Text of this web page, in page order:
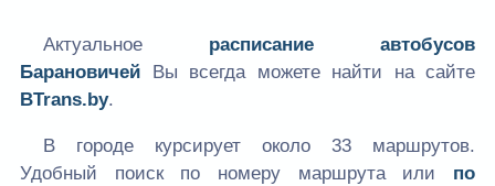
Актуальное расписание автобусов
Барановичей Вы всегда можете найти на сайте
BTrans.by.
В городе курсирует около 33 маршрутов.
Удобный поиск по номеру маршрута или по